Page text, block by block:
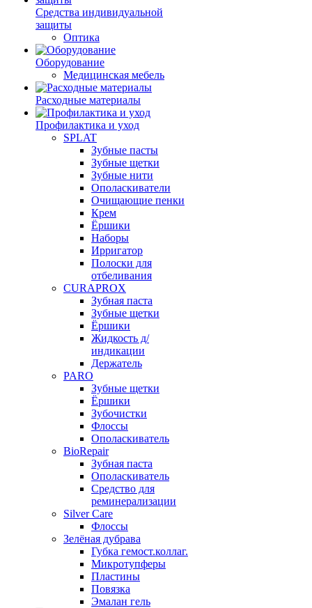
Средства индивидуальной
защиты
Оптика
Оборудование
Медицинская мебель
Расходные материалы
Профилактика и уход
SPLAT
Зубные пасты
Зубные щетки
Зубные нити
Ополаскиватели
Очищающие пенки
Крем
Ёршики
Наборы
Ирригатор
Полоски для
отбеливания
CURAPROX
Зубная паста
Зубные щетки
Ёршики
Жидкость д/
индикации
Держатель
PARO
Зубные щетки
Ёршики
Зубочистки
Флоссы
Ополаскиватель
BioRepair
Зубная паста
Ополаскиватель
Средство для
реминерализации
Silver Care
Флоссы
Зелёная дубрава
Губка гемост.коллаг.
Микротупферы
Пластины
Повязка
Эмалан гель